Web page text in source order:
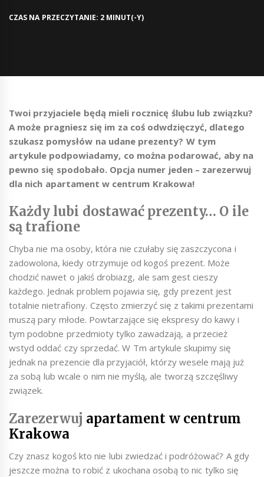
CZAS NA PRZECZYTANIE: 2 MINUT(-Y)
Twoi przyjaciele będą mieli rocznicę ślubu lub związku?
A może pragniesz się im za coś odwdzięczyć, dlatego
szukasz pomysłów na udane prezenty? W tym
artykule podpowiadamy, co można podarować, aby na
pewno się spodobało. Opcja numer jeden – zarezerwuj
dla nich apartament w centrum Krakowa!
Każdy lubi dostawać prezenty… O ile
są trafione
Chyba nie ma osoby, która nie czułaby się zaszczycona i
zadowolona, kiedy otrzymuje od kogoś prezent. Może
chodzić nawet o jakiś drobiazg, ale sam gest cieszy
każdego. Jednak problem pojawia się, gdy prezent jest
totalnie nietrafiony. Często zmierzyć się z takimi prezentami
muszą pary młode. Powtarzające się ekspresy do kawy i
tym podobne przedmioty tylko zawadzają, a przecież
wstyd oddać czy sprzedać. W Tm artykule skupimy się
jednak na prezencie dla przyjaciół, którzy wesele mają już
za sobą lub wcale o nim nie myślą, ale tworzą szczęśliwy
związek.
Zarezerwuj apartament w centrum
Krakowa
Czy znasz kogoś kto nie lubi zwiedzać i podróżować? A gdy
jeszcze można to robić z ukochana osobą to nic tylko się